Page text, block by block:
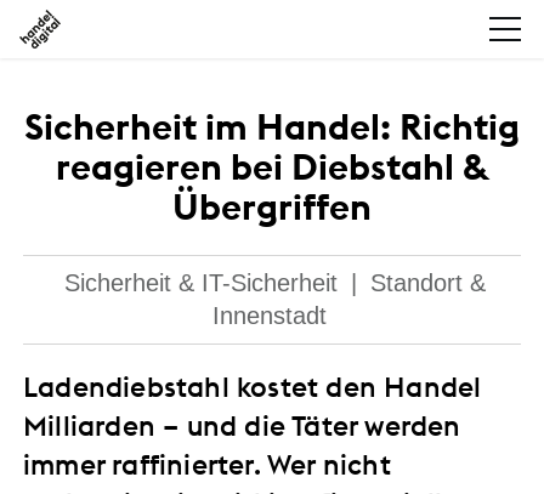
Sicherheit im Handel: Richtig
reagieren bei Diebstahl &
Übergriffen
Sicherheit & IT-Sicherheit
Standort &
Innenstadt
Ladendiebstahl kostet den Handel
Milliarden – und die Täter werden
immer raffinierter. Wer nicht